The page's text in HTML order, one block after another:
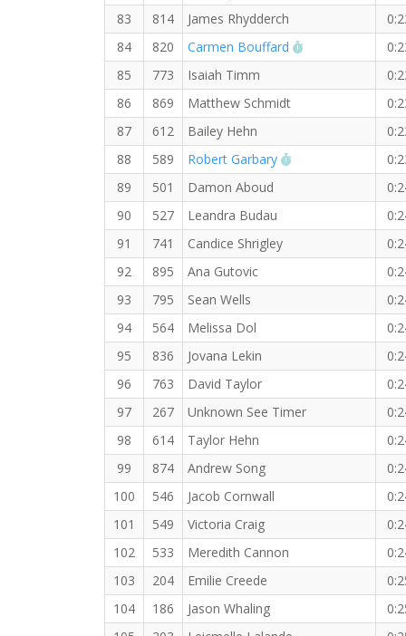
83
814 James Rhydderch
84
820 Carmen Bouffard RW PB for the 4
85
773 Isaiah Timm
86
869 Matthew Schmidt
87
612 Bailey Hehn
88
589 Robert Garbary RW PB for the 4
89
501 Damon Aboud
90
527 Leandra Budau
91
741 Candice Shrigley
92
895 Ana Gutovic
93
795 Sean Wells
94
564 Melissa Dol
95
836 Jovana Lekin
96
763 David Taylor
97
267 Unknown See Timer
98
614 Taylor Hehn
99
874 Andrew Song
100
546 Jacob Cornwall
101
549 Victoria Craig
102
533 Meredith Cannon
103
204 Emilie Creede
104
186 Jason Whaling